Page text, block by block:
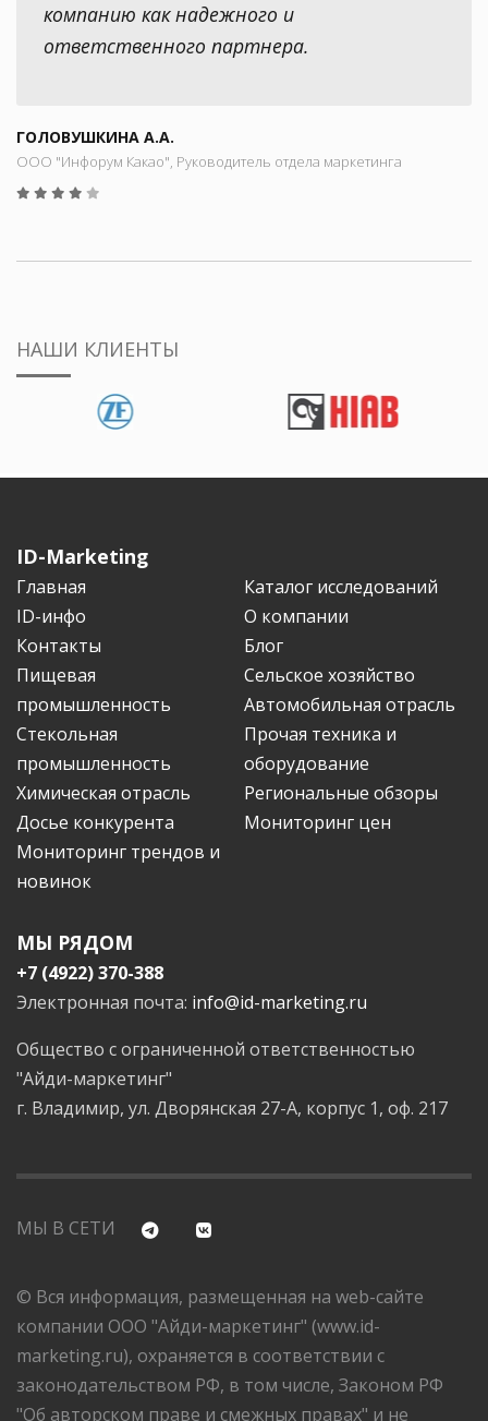
компанию как надежного и
ответственного партнера.
ГОЛОВУШКИНА А.А.
ООО "Инфорум Какао", Руководитель отдела маркетинга
НАШИ КЛИЕНТЫ
ID-Marketing
Главная
Каталог исследований
ID-инфо
О компании
Контакты
Блог
Пищевая
промышленность
Сельское хозяйство
Автомобильная отрасль
Стекольная
промышленность
Прочая техника и
оборудование
Химическая отрасль
Региональные обзоры
Досье конкурента
Мониторинг цен
Мониторинг трендов и
новинок
МЫ РЯДОМ
+7 (4922) 370-388
Электронная почта: info@id-marketing.ru
Общество с ограниченной ответственностью
"Айди-маркетинг"
г. Владимир, ул. Дворянская 27-А, корпус 1, оф. 217
МЫ В СЕТИ
© Вся информация, размещенная на web-сайте
компании ООО "Айди-маркетинг" (www.id-
marketing.ru), охраняется в соответствии с
законодательством РФ, в том числе, Законом РФ
"Об авторском праве и смежных правах" и не